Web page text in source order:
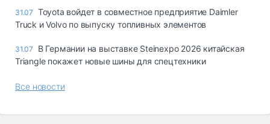
31.07 Toyota войдет в совместное предприятие Daimler
Truck и Volvo по выпуску топливных элементов
31.07
В Германии на выставке Steinexpo 2026 китайская
Triangle покажет новые шины для спецтехники
Все новости